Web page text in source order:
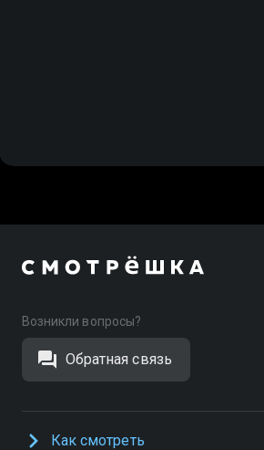
Возникли вопросы?
Обратная связь
Как смотреть